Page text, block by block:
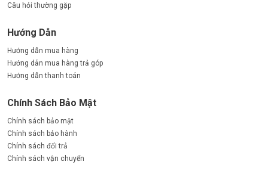
Câu hỏi thường gặp
Hướng Dẫn
Hướng dẫn mua hàng
Hướng dẫn mua hàng trả góp
Hướng dẫn thanh toán
Chính Sách Bảo Mật
Chính sách bảo mật
Chính sách bảo hành
Chính sách đổi trả
Chính sách vận chuyển